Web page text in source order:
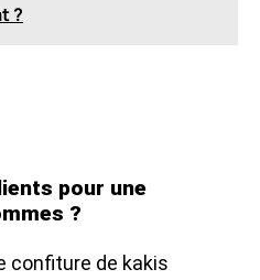
?
pour une
?
confiture de kakis